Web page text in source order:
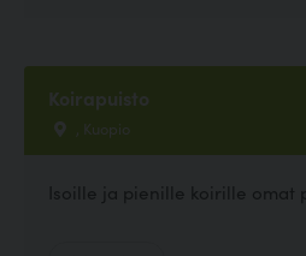
Koirapuisto
, Kuopio
Isoille ja pienille koirille omat